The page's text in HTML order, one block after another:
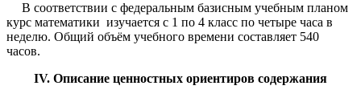
В соответствии с федеральным базисным учебным планом
курс математики изучается с 1 по 4 класс по четыре часа в
неделю. Общий объём учебного времени составляет 540
часов.
IV. Описание ценностных ориентиров содержания